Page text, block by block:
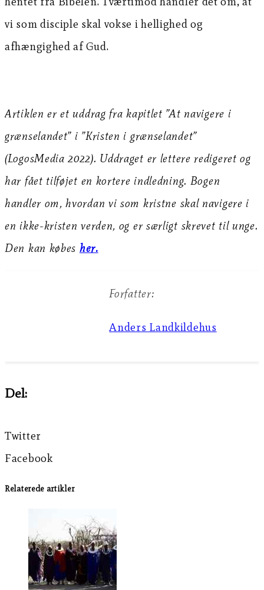
vi som disciple skal vokse i hellighed og
afhængighed af Gud.
Artiklen er et uddrag fra kapitlet ”At navigere i
grænselandet” i ”Kristen i grænselandet”
(LogosMedia 2022). Uddraget er lettere redigeret og
har fået tilføjet en kortere indledning. Bogen
handler om, hvordan vi som kristne skal navigere i
en ikke-kristen verden, og er særligt skrevet til unge.
Den kan købes her.
Forfatter:
Anders Landkildehus
Del:
Twitter
Facebook
Relaterede artikler